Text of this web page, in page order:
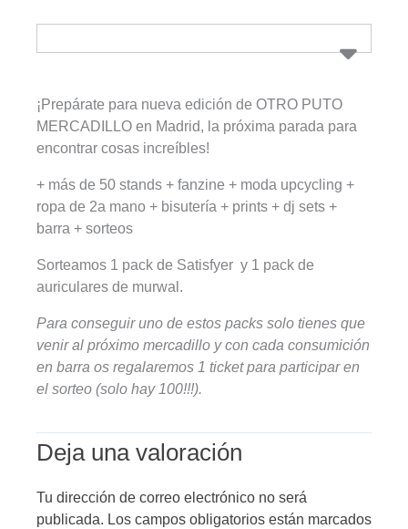
¡Prepárate para nueva edición de OTRO PUTO
MERCADILLO en Madrid, la próxima parada para
encontrar cosas increíbles!
+ más de 50 stands + fanzine + moda upcycling +
ropa de 2a mano + bisutería + prints + dj sets +
barra + sorteos
Sorteamos 1 pack de Satisfyer y 1 pack de
auriculares de murwal.
Para conseguir uno de estos packs solo tienes que
venir al próximo mercadillo y con cada consumición
en barra os regalaremos 1 ticket para participar en
el sorteo (solo hay 100!!!).
Deja una valoración
Tu dirección de correo electrónico no será
publicada. Los campos obligatorios están marcados